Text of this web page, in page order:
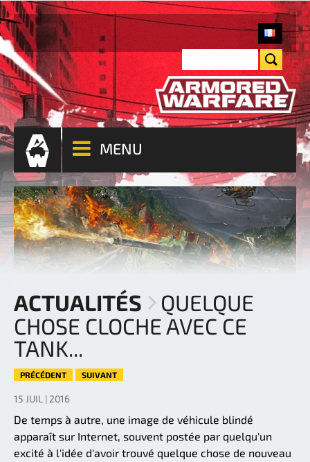
MENU
ACTUALITÉS
QUELQUE
CHOSE CLOCHE AVEC CE
TANK...
PRÉCÉDENT SUIVANT
15 JUIL | 2016
De temps à autre, une image de véhicule blindé
apparaît sur Internet, souvent postée par quelqu'un
excité à l'idée d'avoir trouvé quelque chose de nouveau